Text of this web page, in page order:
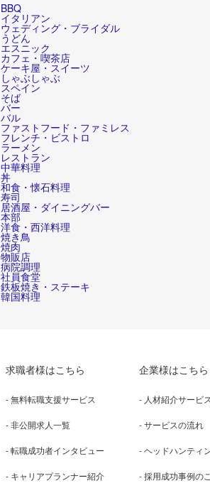
BBQ
イタリアン
ウェディング・ブライダル
うどん
エスニック
カフェ・喫茶店
ケーキ屋・スイーツ
しゃぶしゃぶ
スペイン
そば
バー
バル
ファストフード・ファミレス
フレンチ・ビストロ
ラーメン
レストラン
中華料理
丼
和食・懐石料理
寿司
居酒屋・ダイニングバー
本部
洋食・西洋料理
焼き鳥
焼肉
物販店
病院調理
社員食堂
鉄板焼き・ステーキ
韓国料理
求職者様はこちら
- 無料転職支援サービス
- 非公開求人一覧
- 転職成功者インタビュー
- キャリアプランナー紹介
企業様はこちら
- 人材紹介サービス
- サービスの流れ
- ヘッドハンティ
- 採用成功事例の